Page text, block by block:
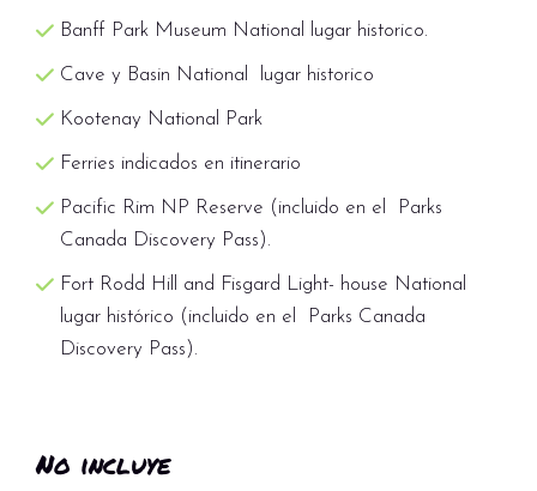
Banff Park Museum National lugar historico.
Cave y Basin National lugar historico
Kootenay National Park
Ferries indicados en itinerario
Pacific Rim NP Reserve (incluido en el Parks
Canada Discovery Pass).
Fort Rodd Hill and Fisgard Light- house National
lugar histórico (incluido en el Parks Canada
Discovery Pass).
No incluye